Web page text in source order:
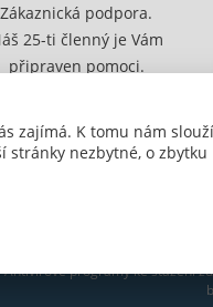
zajímá. K tomu nám slouží
nezbytné, o zbytku
Zákaznická podpora.
25-ti členný je Vám
připraven pomoci.
Antivirové programy ke stažení